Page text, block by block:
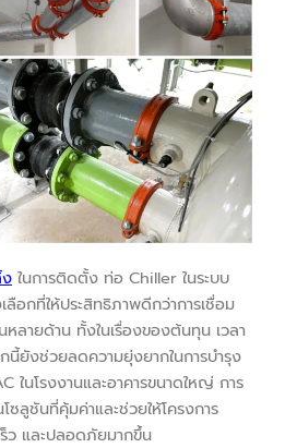
ในการติดตั้ง ท่อ Chiller ในระบบ
ลือกที่ให้ประสิทธิภาพดีกว่าการเชื่อม
ลายด้าน ทั้งในเรื่องของต้นทุน เวลา
ยังช่วยลดความยุ่งยากในการบำรุง
ในโรงงานและอาคารขนาดใหญ่ การ
ซลูชันที่คุ้มค่าและช่วยให้โครงการ
ร็ว และปลอดภัยมากขึ้น